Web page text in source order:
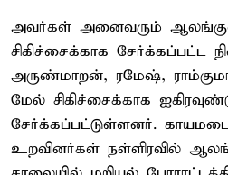
அவர்கள் அனைவரும்
சிகிச்சைக்காக சேர்க்கப்பட்ட
அருண்மாறன், ரமேஷ்,
மேல் சிகிச்சைக்காக
சேர்க்கப்பட்டுள்ளனர்.
உறவினர்கள் நள்ளிரவில்